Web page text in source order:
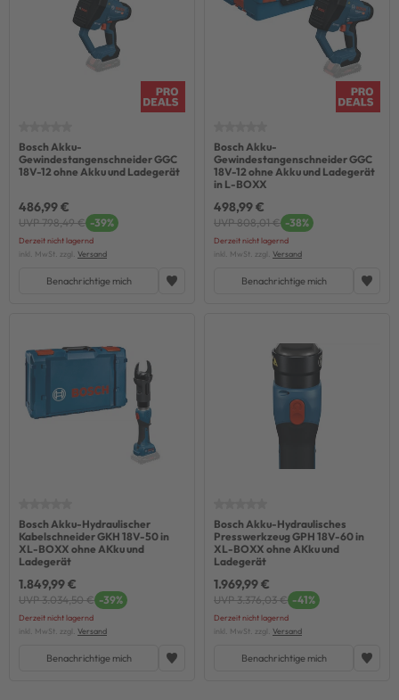
Bosch Akku-
Gewindestangenschneider GGC
18V-12 ohne Akku und Ladegerät
486,99 €
UVP 798,49 € -39%
Derzeit nicht lagernd
inkl. MwSt. zzgl. Versand
Benachrichtige mich
Bosch Akku-
Gewindestangenschneider GGC
18V-12 ohne Akku und Ladegerät
in L-BOXX
498,99 €
UVP 808,01 € -38%
Derzeit nicht lagernd
inkl. MwSt. zzgl. Versand
Benachrichtige mich
Bosch Akku-Hydraulischer
Kabelschneider GKH 18V-50 in
XL-BOXX ohne AKku und
Ladegerät
1.849,99 €
UVP 3.034,50 € -39%
Derzeit nicht lagernd
inkl. MwSt. zzgl. Versand
Benachrichtige mich
Bosch Akku-Hydraulisches
Presswerkzeug GPH 18V-60 in
XL-BOXX ohne AKku und
Ladegerät
1.969,99 €
UVP 3.376,03 € -41%
Derzeit nicht lagernd
inkl. MwSt. zzgl. Versand
Benachrichtige mich